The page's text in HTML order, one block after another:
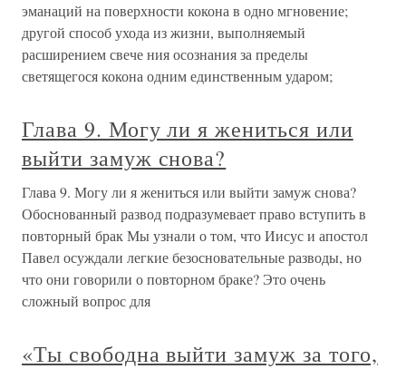
эманаций на поверхности кокона в одно мгновение;
другой способ ухода из жизни, выполняемый
расширением свече ния осознания за пределы
светящегося кокона одним единственным ударом;
Глава 9. Могу ли я жениться или
выйти замуж снова?
Глава 9. Могу ли я жениться или выйти замуж снова?
Обоснованный развод подразумевает право вступить в
повторный брак Мы узнали о том, что Иисус и апостол
Павел осуждали легкие безосновательные разводы, но
что они говорили о повторном браке? Это очень
сложный вопрос для
«Ты свободна выйти замуж за того,